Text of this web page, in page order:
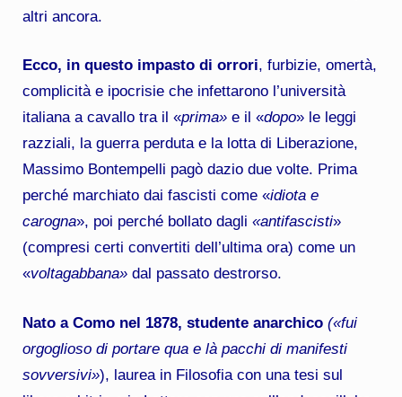
altri ancora.
Ecco, in questo impasto di orrori, furbizie, omertà,
complicità e ipocrisie che infettarono l’università
italiana a cavallo tra il «prima»e il «dopo» le leggi
razziali, la guerra perduta e la lotta di Liberazione,
Massimo Bontempelli pagò dazio due volte. Prima
perché marchiato dai fascisti come «idiota e
carogna», poi perché bollato dagli «antifascisti»
(compresi certi convertiti dell’ultima ora) come un
«voltagabbana»dal passato destrorso.
Nato a Como nel 1878, studente anarchico («fui
orgoglioso di portare qua e là pacchi di manifesti
sovversivi»), laurea in Filosofia con una tesi sul